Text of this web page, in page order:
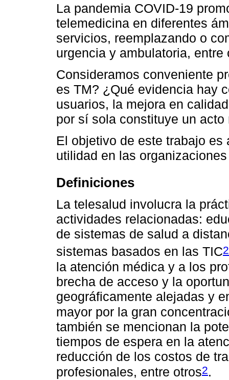
La pandemia COVID-19
telemedicina en diferentes
servicios, reemplazando o
urgencia y ambulatoria, entre
Consideramos conveniente
es TM? ¿Qué evidencia hay
usuarios, la mejora en
por sí sola constituye un
El objetivo de este trabajo
utilidad en las
Definiciones
La telesalud involucra la
actividades relacionadas:
de sistemas de salud a
sistemas basados en las TIC2
la atención médica y a los
brecha de acceso y la
geográficamente alejadas y
mayor por la gran
también se mencionan la
tiempos de espera en la
reducción de los costos de
profesionales, entre otros2.